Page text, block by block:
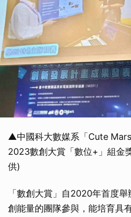
▲中國科大數媒系「Cute
2023數創大賞「數位+」組金
供)
「數創大賞」自2020年首度
創能量的團隊參與，能培育具